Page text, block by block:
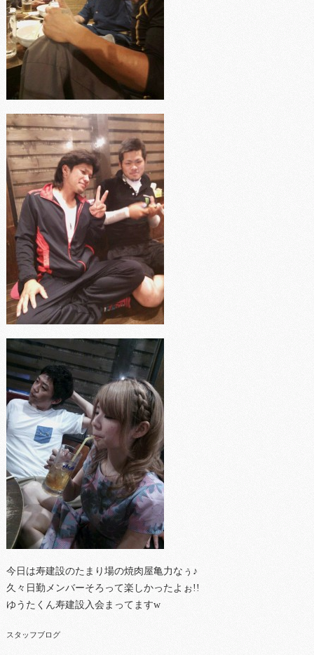
今日は寿建設のたまり場の焼肉屋亀力なぅ♪
久々日勤メンバーそろって楽しかったよぉ!!
ゆうたくん寿建設入会まってますw
スタッフブログ